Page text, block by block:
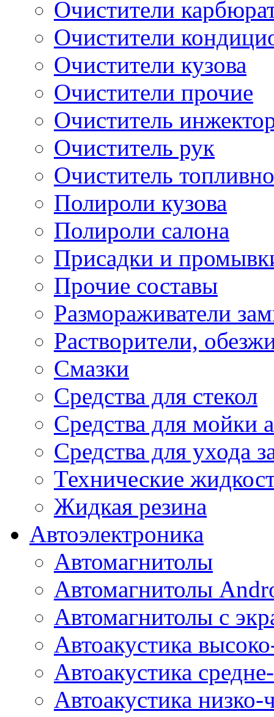
Очистители
Очистители
Очистители кузова
Очистители прочие
Очиститель
Очиститель рук
Очиститель
Полироли кузова
Полироли салона
Присадки и
Прочие составы
Размораживатели
Растворители,
Смазки
Средства для стекол
Средства для мойки
Средства для ухода
Технические
Жидкая резина
Автоэлектроника
Автомагнитолы
Автомагнитолы
Автомагнитолы с
Автоакустика
Автоакустика
Автоакустика низко-